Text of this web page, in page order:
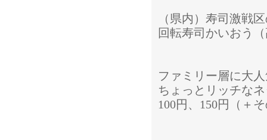
（県内）寿司激戦
回転寿司かいおう
ファミリー層に大
ちょっとリッチな
100円、150円（＋